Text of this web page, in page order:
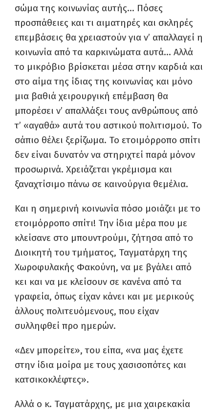
σώμα της κοινωνίας αυτής… Πόσες
προσπάθειες και τι αιματηρές και σκληρές
επεμβάσεις θα χρειαστούν για ν’ απαλλαγεί η
κοινωνία από τα καρκινώματα αυτά… Αλλά
το μικρόβιο βρίσκεται μέσα στην καρδιά και
στο αίμα της ίδιας της κοινωνίας και μόνο
μια βαθιά χειρουργική επέμβαση θα
μπορέσει ν’ απαλλάξει τους ανθρώπους από
τ’ «αγαθά» αυτά του αστικού πολιτισμού. Το
σάπιο θέλει ξερίζωμα. Το ετοιμόρροπο σπίτι
δεν είναι δυνατόν να στηριχτεί παρά μόνον
προσωρινά. Χρειάζεται γκρέμισμα και
ξαναχτίσιμο πάνω σε καινούργια θεμέλια.
Και η σημερινή κοινωνία πόσο μοιάζει με το
ετοιμόρροπο σπίτι! Την ίδια μέρα που με
κλείσανε στο μπουντρούμι, ζήτησα από το
Διοικητή του τμήματος, Ταγματάρχη της
Χωροφυλακής Φακούνη, να με βγάλει από
κει και να με κλείσουν σε κανένα από τα
γραφεία, όπως είχαν κάνει και με μερικούς
άλλους πολιτευόμενους, που είχαν
συλληφθεί προ ημερών.
«Δεν μπορείτε», του είπα, «να μας έχετε
στην ίδια μοίρα με τους χασισοπότες και
κατσικοκλέφτες».
Αλλά ο κ. Ταγματάρχης, με μια χαιρεκακία